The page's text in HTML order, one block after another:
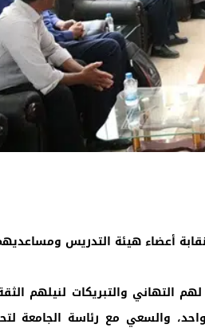
أعضاء هيئة التدريس
والتبريكات لنيلهم الثقة
والسعي مع رئاسة الجامعة